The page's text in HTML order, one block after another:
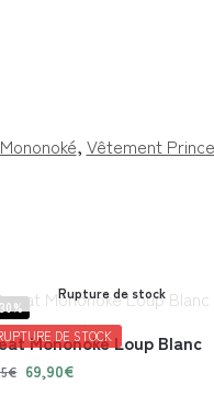
, Vêtement
DE STOCK
Rupture de stock
Mononoké Loup Blanc
€ 69,90€